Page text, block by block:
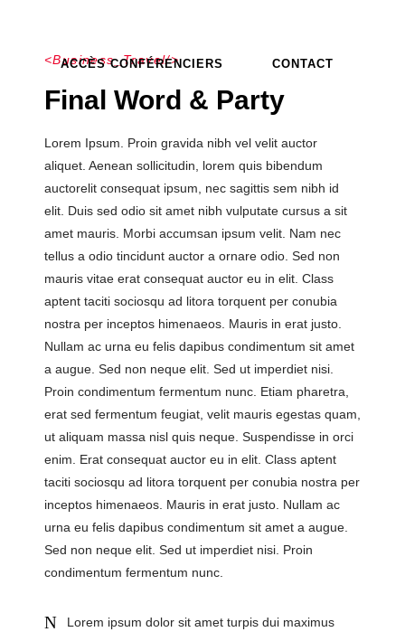
ACCÈS CONFÉRENCIERS CONTACT
Business_Travel
Final Word & Party
Lorem Ipsum. Proin gravida nibh vel velit auctor
aliquet. Aenean sollicitudin, lorem quis bibendum
auctorelit consequat ipsum, nec sagittis sem nibh id
elit. Duis sed odio sit amet nibh vulputate cursus a sit
amet mauris. Morbi accumsan ipsum velit. Nam nec
tellus a odio tincidunt auctor a ornare odio. Sed non
mauris vitae erat consequat auctor eu in elit. Class
aptent taciti sociosqu ad litora torquent per conubia
nostra per inceptos himenaeos. Mauris in erat justo.
Nullam ac urna eu felis dapibus condimentum sit amet
a augue. Sed non neque elit. Sed ut imperdiet nisi.
Proin condimentum fermentum nunc. Etiam pharetra,
erat sed fermentum feugiat, velit mauris egestas quam,
ut aliquam massa nisl quis neque. Suspendisse in orci
enim. Erat consequat auctor eu in elit. Class aptent
taciti sociosqu ad litora torquent per conubia nostra per
inceptos himenaeos. Mauris in erat justo. Nullam ac
urna eu felis dapibus condimentum sit amet a augue.
Sed non neque elit. Sed ut imperdiet nisi. Proin
condimentum fermentum nunc.
Lorem ipsum dolor sit amet turpis dui maximus